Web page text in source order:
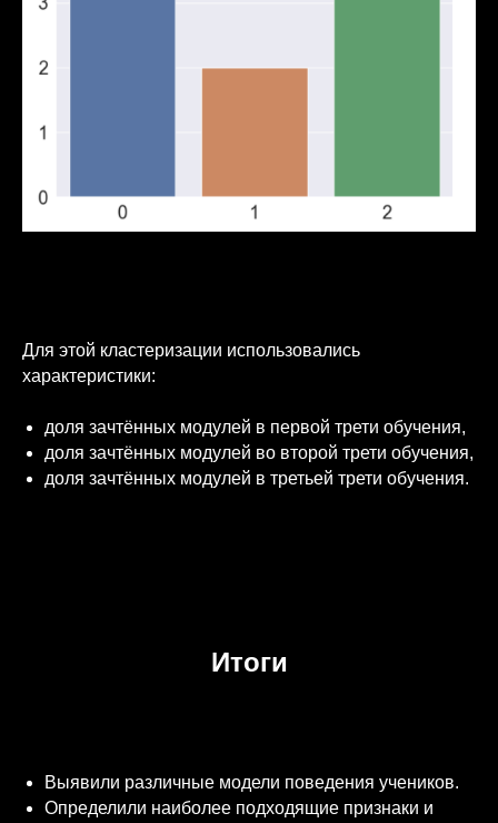
Для этой кластеризации использовались
характеристики:
доля зачтённых модулей в первой трети обучения,
доля зачтённых модулей во второй трети обучения,
доля зачтённых модулей в третьей трети обучения.
Итоги
Выявили различные модели поведения учеников.
Определили наиболее подходящие признаки и